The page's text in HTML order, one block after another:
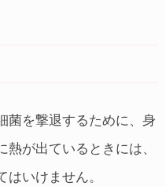
菌を撃退するために、身
が出ているときには、
いけません。